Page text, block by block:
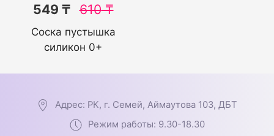
549 ₸ 610₸
Соска пустышка
силикон 0+
Адрес: РК, г. Семей, Аймаутова 103, ДБТ
Режим работы: 9.30-18.30